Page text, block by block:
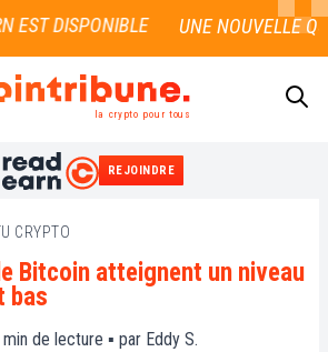
EST DISPONIBLE
la crypto pour tous
REJOINDRE
CRYPTO
Bitcoin atteignent un niveau
bas
min de lecture ▪ par Eddy S.